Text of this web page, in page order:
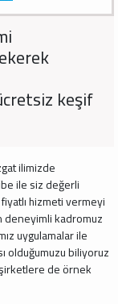
keşif
ilimizde
ile siz değerli
hizmeti vermeyi
deneyimli kadromuz
uygulamalar ile
olduğumuzu biliyoruz
de örnek